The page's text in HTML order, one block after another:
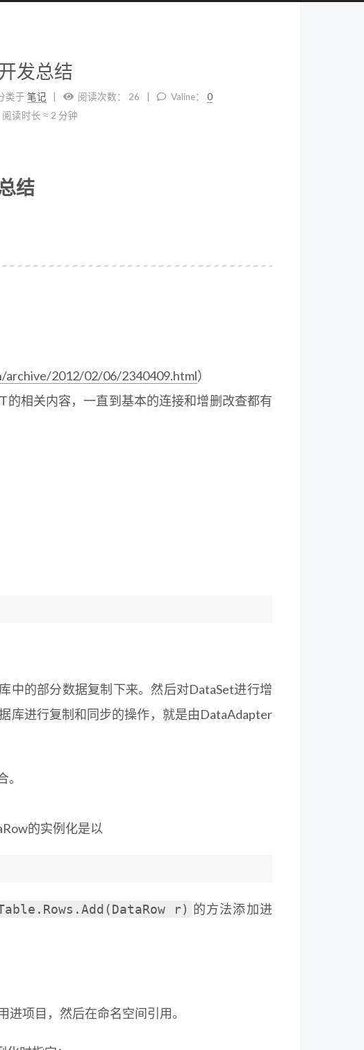
发总结
类于 笔记 阅读次数： 26 Valine：
0
阅读时长 ≈ 2 分钟
结
2012/02/06/2340409.html）
的相关内容，一直到基本的连接和增删改查都有
中的部分数据复制下来。然后对DataSet进行增
库进行复制和同步的操作，就是由DataAdapter
的实例化是以
r) 的方法添加进
项目，然后在命名空间引用。